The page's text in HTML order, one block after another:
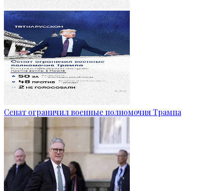
Сенат ограничил военные полномочия Трампа